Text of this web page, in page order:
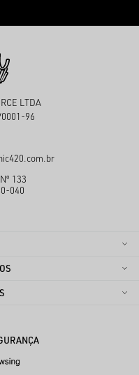
LTDA
96
133
040